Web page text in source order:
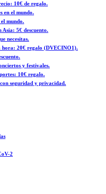
10€ de regalo.
en el mundo.
mundo.
5€ descuento.
necesitas.
hora: 20€ regalo (DVECINO1).
y festivales.
10€ regalo.
seguridad y privacidad.
2